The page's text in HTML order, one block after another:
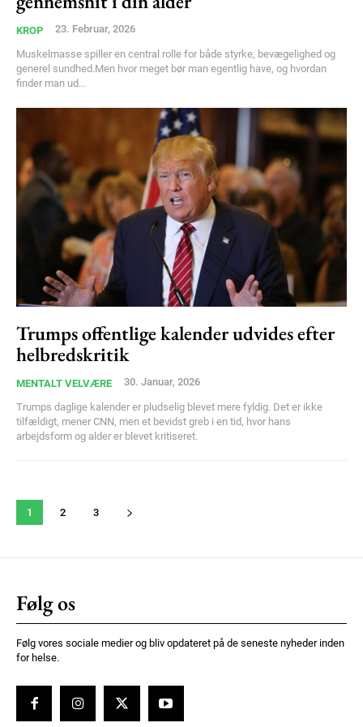
KROP 23. Februar, 2026
Muskelmasse spiller en central rolle for både styrke, bevægelighed og
generel sundhed.Men hvor meget bør man egentlig have, og hvordan
finder man ud...
Trumps offentlige kalender udvides efter
helbredskritik
MENTALT VELVÆRE 30. Januar, 2026
Trumps daglige kalender er pludselig blevet mere fyldig. Det er ikke
tilfældigt, mener CNN, men et bevidst greb i en tid, hvor hans
arbejdsform og alder er blevet kritiseret.
1 2 3
Følg os
Følg vores sociale medier og bliv opdateret på de seneste nyheder inden
for helse.